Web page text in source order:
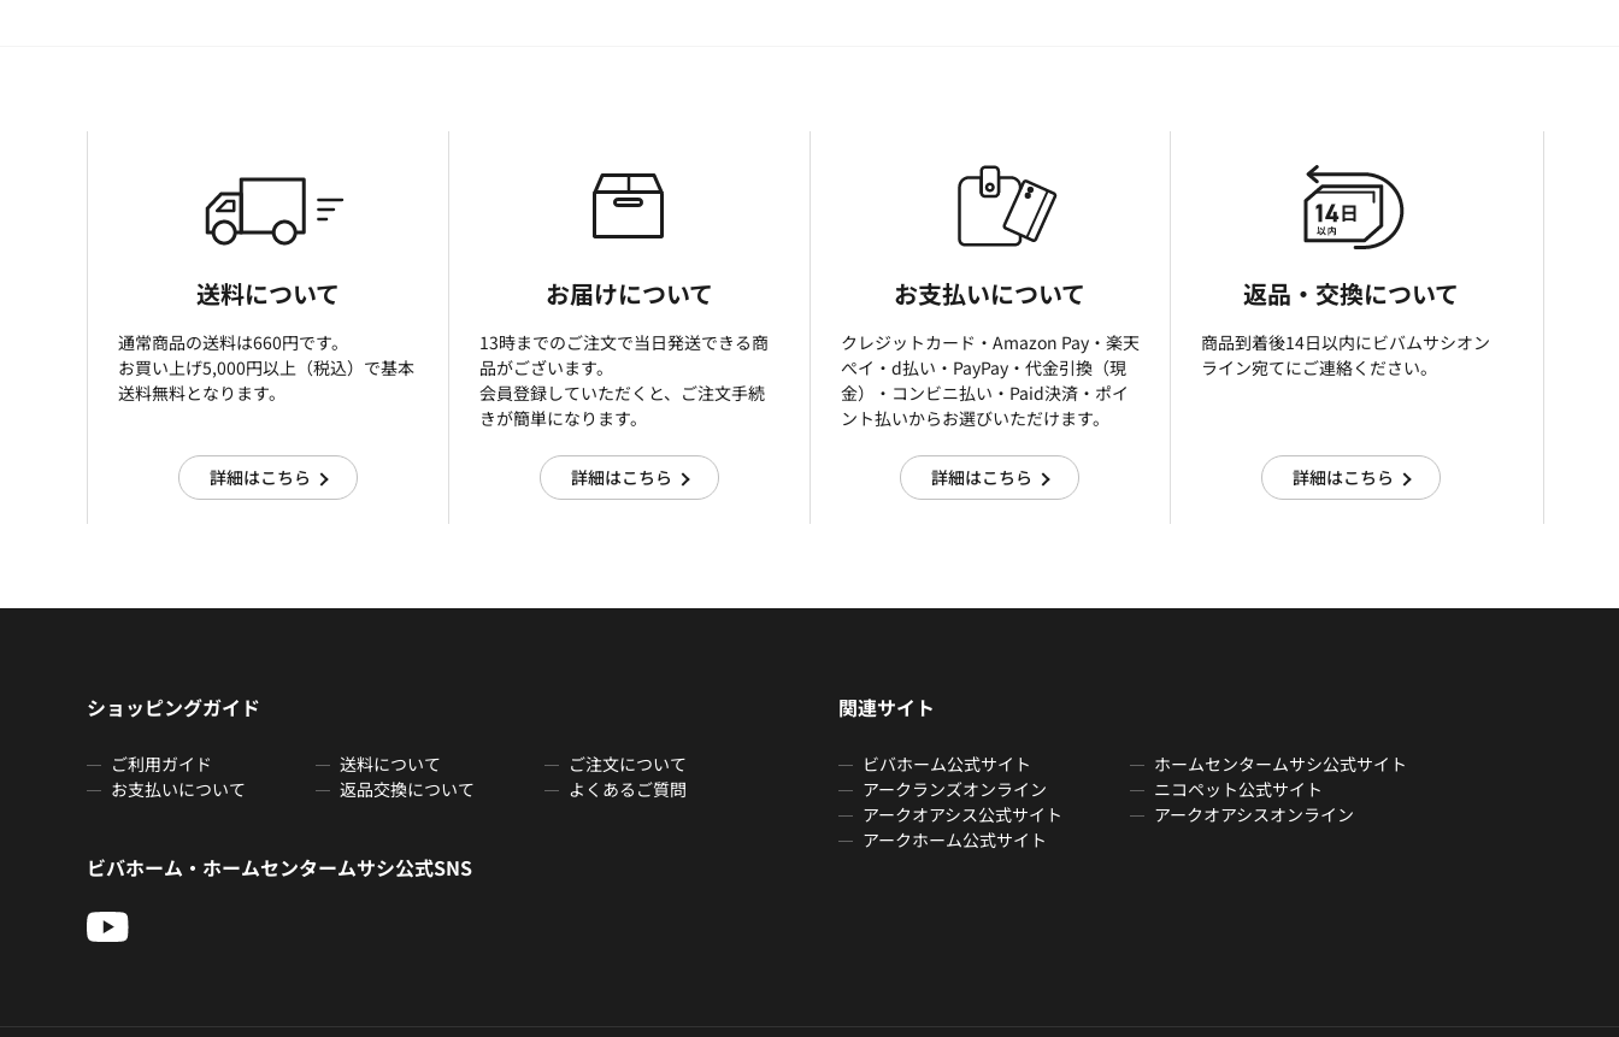
送料について
通常商品の送料は660円です。
お買い上げ5,000円以上（税込）で基本
送料無料となります。
詳細はこちら
お届けについて
13時までのご注文で当日発送できる商
品がございます。
会員登録していただくと、ご注文手続
きが簡単になります。
詳細はこちら
お支払いについて
クレジットカード・Amazon Pay・楽天
ぺイ・d払い・PayPay・代金引換（現
金）・コンビニ払い・Paid決済・ポイ
ント払いからお選びいただけます。
詳細はこちら
返品・交換について
商品到着後14日以内にビバムサシオン
ライン宛てにご連絡ください。
詳細はこちら
ショッピングガイド
ご利用ガイド 送料について
ご注文について
お支払いについて
返品交換について よくあるご質問
関連サイト
ビバホーム公式サイト
ホームセンタームサシ公式サイト
アークランズオンライン
ニコペット公式サイト
アークオアシス公式サイト
アークオアシスオンライン
アークホーム公式サイト
ビバホーム・ホームセンタームサシ公式SNS